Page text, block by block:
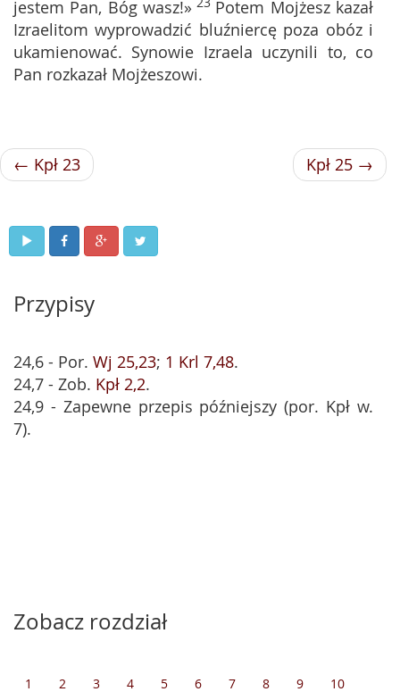
jestem Pan, Bóg wasz!»
Potem Mojżesz kazał
Izraelitom wyprowadzić bluźniercę poza obóz i
ukamienować. Synowie Izraela uczynili to, co
Pan rozkazał Mojżeszowi.
← Kpł 23 Kpł 25 →
Przypisy
24,6 - Por. Wj 25,23; 1 Krl 7,48.
24,7 - Zob. Kpł 2,2.
24,9 - Zapewne przepis późniejszy (por. Kpł w.
7).
Zobacz rozdział
1 2 3 4 5 6 7 8 9
10